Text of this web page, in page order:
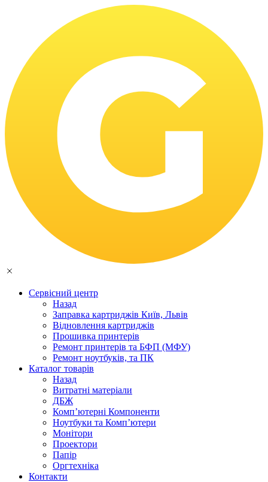
Сервісний центр
Назад
Заправка картриджів Київ, Львів
Відновлення картриджів
Прошивка принтерів
Ремонт принтерів та БФП (МФУ)
Ремонт ноутбуків, та ПК
Каталог товарів
Назад
Витратні матеріали
ДБЖ
Комп’ютерні Компоненти
Ноутбуки та Комп’ютери
Монітори
Проектори
Папір
Оргтехніка
Контакти